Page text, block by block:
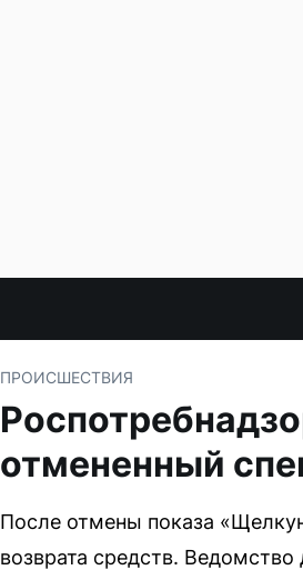
ПРОИСШЕСТВИЯ
отмененный
После отмены показа
возврата средств.